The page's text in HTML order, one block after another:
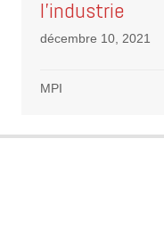
l’industrie
décembre 10, 2021
MPI